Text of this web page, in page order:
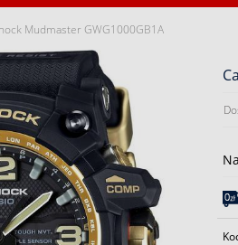
Mudmaster GWG1000GB1A